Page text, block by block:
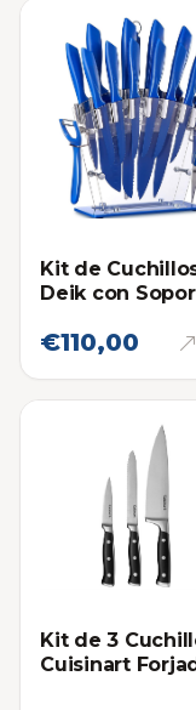
Kit de
Deik con
€110,00
Kit de 3
Cuisinart